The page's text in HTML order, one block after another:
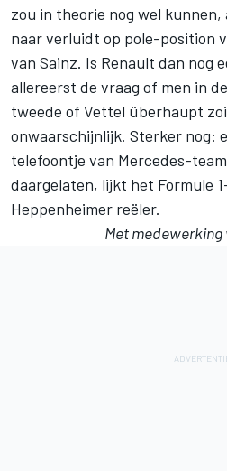
zou in theorie nog wel
naar verluidt op pole-position
van Sainz. Is Renault dan nog
allereerst de vraag of men in
tweede of Vettel überhaupt
onwaarschijnlijk. Sterker nog:
telefoontje van Mercedes-
daargelaten, lijkt het Formule
Heppenheimer reëler.
Met